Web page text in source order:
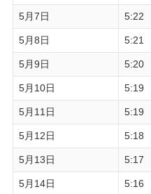
5月7日 5:22
5月8日 5:21
5月9日 5:20
5月10日 5:19
5月11日 5:19
5月12日 5:18
5月13日 5:17
5月14日 5:16